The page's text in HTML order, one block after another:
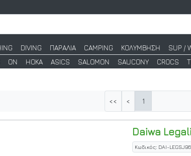
DIVING ΠΑΡΑΛΙΑ CAMPING ΚΟΛΥΜΒΗΣΗ SUP /
ON HOKA ASICS SALOMON SAUCONY CROCS
<< < 1
Daiwa
Κωδικός: DAI-